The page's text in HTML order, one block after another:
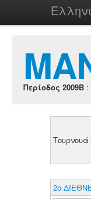
Περίοδος 2009B :
Τουρνουά
2o